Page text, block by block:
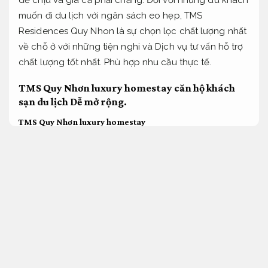
muốn đi du lịch với ngân sách eo hẹp, TMS
Residences Quy Nhon là sự chọn lọc chất lượng nhất
về chỗ ở với những tiện nghi và Dịch vụ tư vấn hỗ trợ
chất lượng tốt nhất.Phù hợp nhu cầu thực tế.
TMS Quy Nhơn luxury homestay căn hộ khách
sạn du lịch Dễ mở rộng.
TMS Quy Nhơn luxury homestay